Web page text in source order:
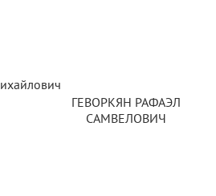
ГЕВОРКЯН РАФАЭЛ
САМВЕЛОВИЧ